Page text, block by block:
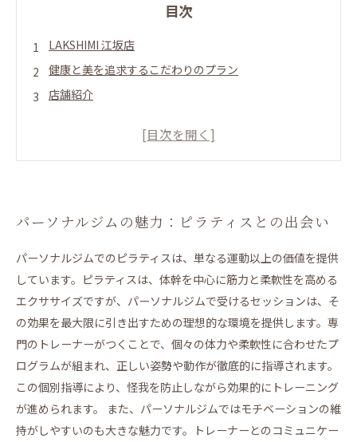
目次
LAKSHIMI 江坂店
健康と美を追求するこだわりのプラン
店舗紹介
パーソナルジムの魅力：ピラティスとの出会い
クライアントの声：ピラティスがもたらした変化
健康的なライフスタイルへの道：ピラティスが導く未
来
ピラティスを通じて変わる私たちの生活
LAKSHIMI 江坂店
LAKSHIMI
BEZEL
パーソナルジムの魅力：ピラティスとの出会い
パーソナルジムでのピラティスは、単なる運動以上の価値を提供
しています。ピラティスは、体幹を中心に筋力と柔軟性を高める
エクササイズですが、パーソナルジムで受けるセッションは、そ
の効果を最大限に引き出すための理想的な環境を提供します。専
門のトレーナーがつくことで、個々の体力や柔軟性に合わせたプ
ログラムが組まれ、正しい姿勢や動作が徹底的に指導されます。
この個別指導により、怪我を防止しながら効果的にトレーニング
が進められます。 また、パーソナルジムではモチベーションの維
持がしやすいのも大きな魅力です。トレーナーとのコミュニケー